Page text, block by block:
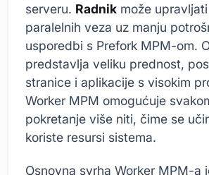
serveru. Radnik može
paralelnih veza uz manju
usporedbi s Prefork MPM-om.
predstavlja veliku prednost,
stranice i aplikacije s visokim
Worker MPM omogućuje
pokretanje više niti, čime se
koriste resursi sistema.
Osnovna svrha Worker MPM-a